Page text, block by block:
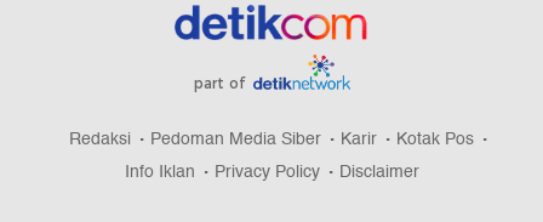
part of
Redaksi Pedoman Media Siber Karir
Kotak Pos
Info Iklan
Privacy Policy Disclaimer